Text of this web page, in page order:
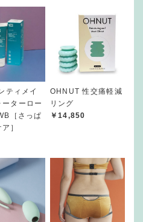
ティメイ
ーターロー
［さっぱ
］
OHNUT 性交痛軽減
リング
￥14,850